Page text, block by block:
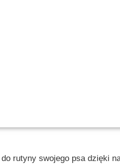
rutyny swojego psa dzięki